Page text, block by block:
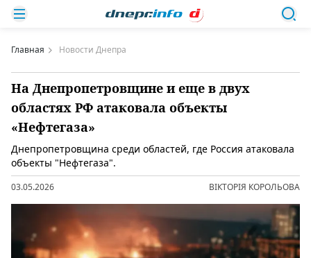
Главная Новости Днепра
На Днепропетровщине и еще в двух
областях РФ атаковала объекты
«Нефтегаза»
Днепропетровщина среди областей, где Россия атаковала
объекты "Нефтегаза".
03.05.2026 ВІКТОРІЯ КОРОЛЬОВА